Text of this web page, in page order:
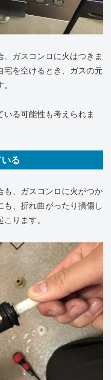
ガスコンロに火はつきま
宅を空けるとき、ガスの元
いる可能性も考えられま
る
も、ガスコンロに火がつか
も、折れ曲がったり損傷し
ります。